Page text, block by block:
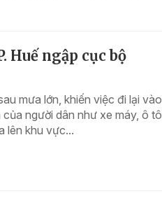
Huế ngập cục bộ
mưa lớn, khiến việc đi lại vào
người dân như xe máy, ô tô
lên khu vực...